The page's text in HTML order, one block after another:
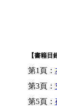
【書籍目
第1頁：
第3頁：
第5頁：